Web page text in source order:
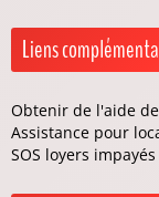
Liens
Obtenir de l'aide
Assistance pour
SOS loyers impayés